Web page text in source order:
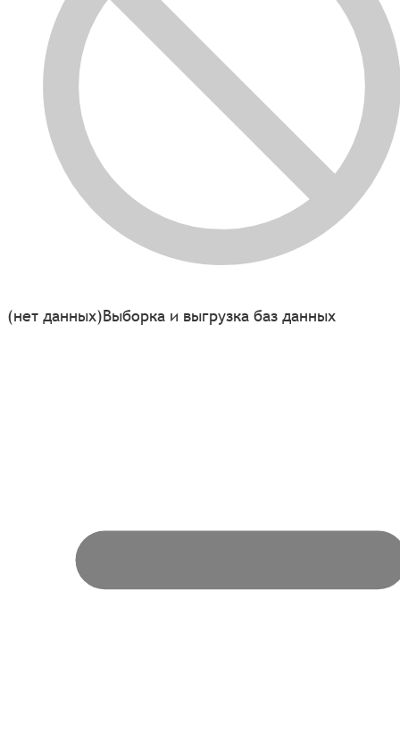
(нет данных)Выборка и выгрузка баз данных